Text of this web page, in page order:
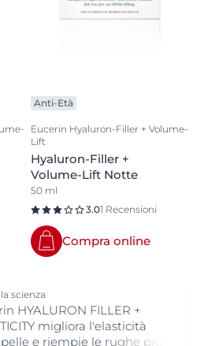
Anti-Età
Eucerin Hyaluron-Filler + Volume-
Lift
Hyaluron-Filler +
Volume-Lift Notte
50 ml
3.01 Recensioni
Compra online
scienza
HYALURON FILLER +
migliora l'elasticità
e riempie le rughe più